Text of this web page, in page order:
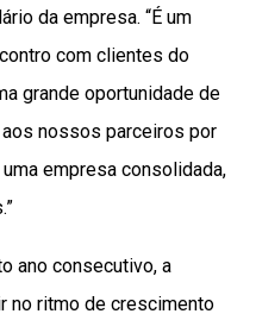
da empresa. “É um
com clientes do
grande oportunidade de
nossos parceiros por
empresa consolidada,
ano consecutivo, a
no ritmo de crescimento